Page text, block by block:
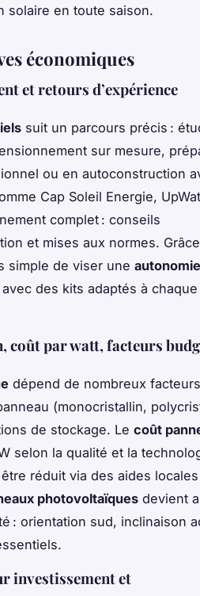
solaire en toute saison.
économiques
et retours d’expérience
suit un parcours précis :
sur mesure,
ou en autoconstruction
Cap Soleil Energie,
complet : conseils
et mises aux normes.
simple de viser une autonomie
des kits adaptés à
coût par watt, facteurs
dépend de nombreux
(monocristallin,
de stockage. Le coût
selon la qualité et la
réduit via des aides
photovoltaïques devient
: orientation sud, inclinaison
investissement et